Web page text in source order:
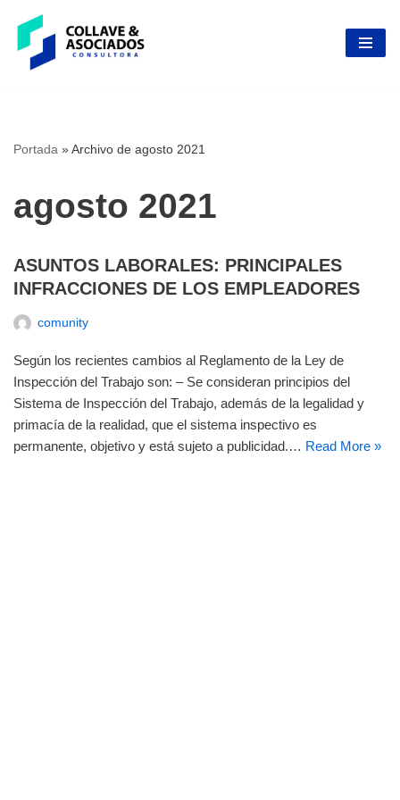
Skip
Portada »Archivo de agosto 2021
agosto 2021
ASUNTOS LABORALES: PRINCIPALES
INFRACCIONES DE LOS EMPLEADORES
comunity
Según los recientes cambios al Reglamento de la Ley de
Inspección del Trabajo son: – Se consideran principios del
Sistema de Inspección del Trabajo, además de la legalidad y
primacía de la realidad, que el sistema inspectivo es
permanente, objetivo y está sujeto a publicidad.… Read More »